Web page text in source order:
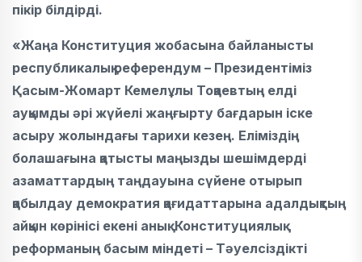
пікір білдірді.
«Жаңа Конституция жобасына байланысты
республикалық референдум – Президентіміз
Қасым-Жомарт Кемелұлы Тоқаевтың елді
ауқымды әрі жүйелі жаңғырту бағдарын іске
асыру жолындағы тарихи кезең. Еліміздің
болашағына қатысты маңызды шешімдерді
азаматтардың таңдауына сүйене отырып
қабылдау демократия қағидаттарына адалдықтың
айқын көрінісі екені анық. Конституциялық
реформаның басым міндеті – Тәуелсіздікті